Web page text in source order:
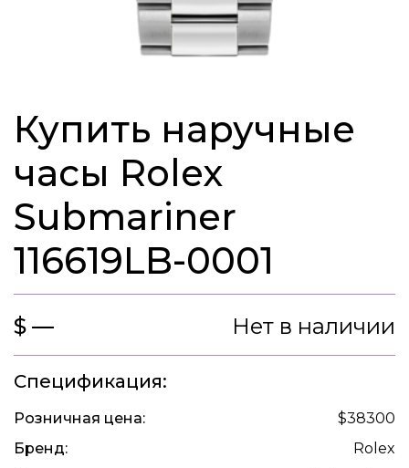
Купить наручные
часы Rolex
Submariner
116619LB-0001
$ — Нет в наличии
Спецификация:
Розничная цена:
$38300
Бренд:
Rolex